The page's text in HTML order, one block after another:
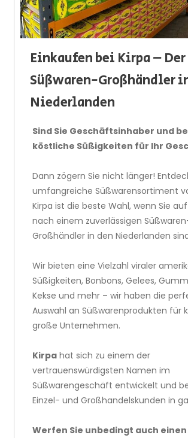
Einkaufen bei Kirpa –
Süßwaren-Großhändler
Niederlanden
Sind Sie Geschäftsinhaber und benötigen
köstliche Süßigkeiten für Ihr
Dann zögern Sie nicht länger!
umfangreiche Süßwarensortiment
Kirpa ist die beste Wahl, wenn Sie
nach einem zuverlässigen
Großhändler in den Niederlanden
Wir bieten eine Vielzahl viraler
Süßigkeiten, Bonbons, Gelees,
Kekse und mehr – wir haben die
Auswahl an Süßwarenprodukten für
große Unternehmen.
Kirpa hat sich zu einem der
vertrauenswürdigsten Namen im
Süßwarengeschäft entwickelt und
Einzel- und Großhandelskunden in
Werfen Sie unbedingt auch